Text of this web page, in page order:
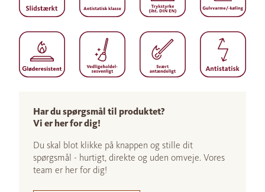
Har du spørgsmål til produktet?
Vi er her for dig!
Du skal blot klikke på knappen og stille dit
spørgsmål - hurtigt, direkte og uden omveje. Vores
team er her for dig!